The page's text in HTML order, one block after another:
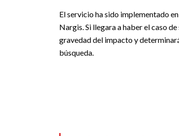
El servicio ha sido implementado
Nargis. Si llegara a haber el caso
gravedad del impacto y
búsqueda.